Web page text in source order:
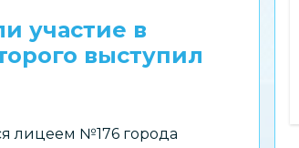
участие в
выступил
лицеем №176 города